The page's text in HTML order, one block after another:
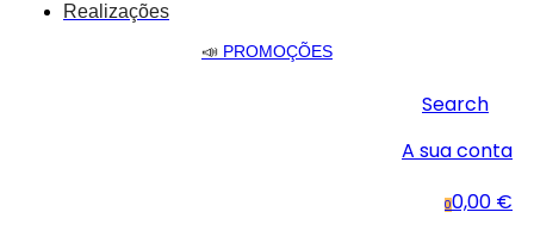
Realizações
📣 PROMOÇÕES
Search
A sua conta
00,00 €